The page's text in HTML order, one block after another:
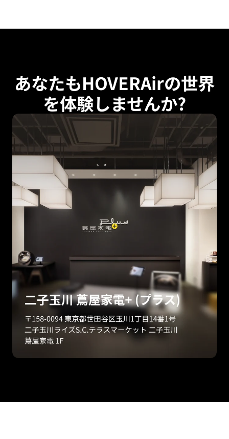
あなたもHOVERAirの世界
を体験しませんか?